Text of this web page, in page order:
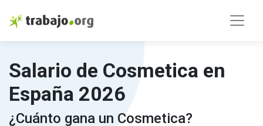
Salario de Cosmetica en
España 2026
¿Cuánto gana un Cosmetica?